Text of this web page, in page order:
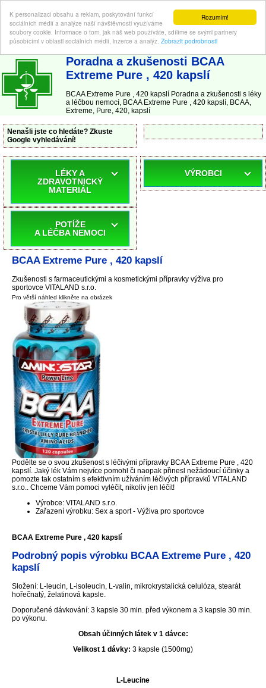
Rozumím!
K personalizaci obsahu a reklam, poskytování funkcí
sociálních médií a analýze naší návštěvnosti využíváme
soubory cookie. Informace o tom, jak náš web používáte, sdílíme se svými partnery
působícími v oblasti sociálních médií, inzerce a analýz. Zobrazit podrobnosti
ABC-LEKARNA.cz | Poradna a zkušenosti s léky a léčbou nemocí
Poradna a zkušenosti BCAA
Extreme Pure , 420 kapslí
BCAA Extreme Pure , 420 kapslí Poradna a zkušenosti s léky
a léčbou nemocí, BCAA Extreme Pure , 420 kapslí, BCAA,
Extreme, Pure, 420, kapslí
Nenašli jste co hledáte? Zkuste
Google vyhledávání!
LÉKY A
ZDRAVOTNICKÝ
MATERIÁL
POTÍŽE
A LÉČBA NEMOCI
VÝROBCI
BCAA Extreme Pure , 420 kapslí
Zkušenosti s farmaceutickými a kosmetickými přípravky výživa pro
sportovce VITALAND s.r.o.
Pro větší náhled klikněte na obrázek
Podělte se o svou zkušenost s léčivými přípravky BCAA Extreme Pure , 420
kapslí. Jaký lék Vám nejvíce pomohl či naopak přinesl nežádoucí účinky a
pomozte tak ostatním s efektivním užíváním léčivých přípravků VITALAND
s.r.o.. Chceme Vám pomoci vyléčit, nikoliv jen léčit!
Výrobce: VITALAND s.r.o.
Zařazení výrobku: Sex a sport - Výživa pro sportovce
BCAA Extreme Pure , 420 kapslí
Podrobný popis výrobku BCAA Extreme Pure , 420
kapslí
Složení: L-leucin, L-isoleucin, L-valin, mikrokrystalická celulóza, stearát
hořečnatý, želatinová kapsle.
Doporučené dávkování: 3 kapsle 30 min. před výkonem a 3 kapsle 30 min.
po výkonu.
Obsah účinných látek v 1 dávce:
Velikost 1 dávky: 3 kapsle (1500mg)
L-Leucine